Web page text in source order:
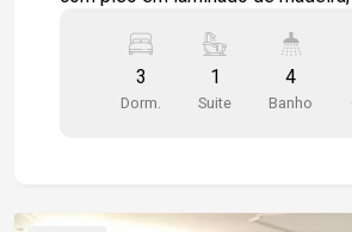
temperado e ar condicionado e
Cozinha com móveis planejados,
paredes revestidas em azulejo,
sendo uma suíte. Banheiro social
3
Dorm.
1
Suite
4
Banho